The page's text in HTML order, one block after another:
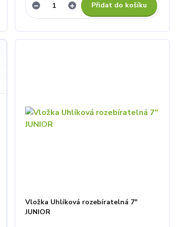
Přidat do košíku
Vložka Uhlíková rozebíratelná 7"
JUNIOR